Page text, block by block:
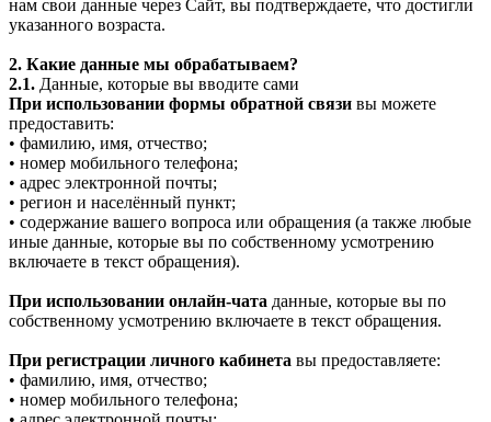
нам свои данные через Сайт, вы подтверждаете, что достигли
указанного возраста.
2. Какие данные мы обрабатываем?
2.1. Данные, которые вы вводите сами
При использовании формы обратной связи вы можете
предоставить:
• фамилию, имя, отчество;
• номер мобильного телефона;
• адрес электронной почты;
• регион и населённый пункт;
• содержание вашего вопроса или обращения (а также любые
иные данные, которые вы по собственному усмотрению
включаете в текст обращения).
При использовании онлайн-чата данные, которые вы по
собственному усмотрению включаете в текст обращения.
При регистрации личного кабинета вы предоставляете:
• фамилию, имя, отчество;
• номер мобильного телефона;